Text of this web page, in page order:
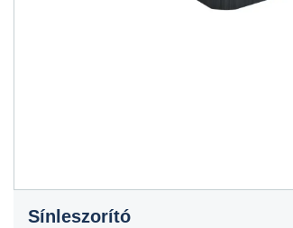
Sínleszorító